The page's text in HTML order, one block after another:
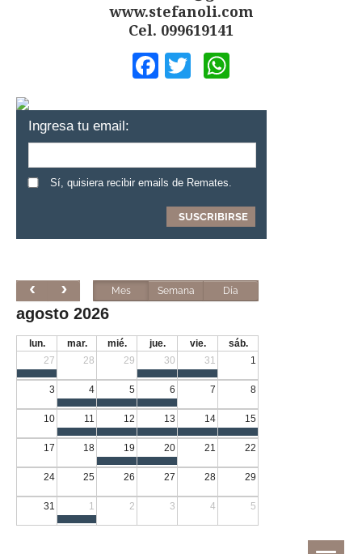
www.stefanoli.com
Cel. 099619141
Facebook
Twitter
Ingresa tu email:
Sí, quisiera recibir emails de Remates.
Mes Semana Día
agosto 2026
lun. mar. mié. jue. vie.
sáb.
27
28 29 30 31 1
3 4 5 6 7 8
10 11 12 13 14 15
17 18 19 20 21 22
24 25 26 27 28 29
31 1 2 3 4 5